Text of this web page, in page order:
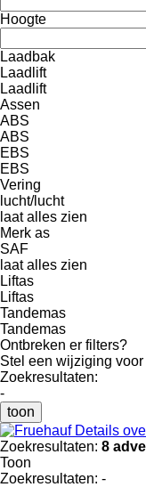
Hoogte
Laadbak
Laadlift
Laadlift
Assen
ABS
ABS
EBS
EBS
Vering
lucht/lucht
laat alles zien
Merk as
SAF
laat alles zien
Liftas
Liftas
Tandemas
Tandemas
Ontbreken er filters?
Stel een wijziging voor
Zoekresultaten:
-
toon
Details
Zoekresultaten: 8
Toon
Zoekresultaten: -